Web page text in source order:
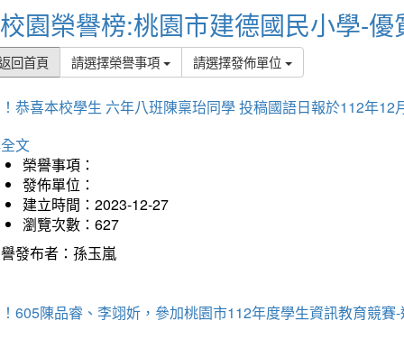
校園榮譽榜:桃園市建德國民小學-優
回首頁 請選擇榮譽事項 請選擇發佈單位
恭喜本校學生 六年八班陳稟珆同學 投稿國語日報於112年12
文
榮譽事項：
發佈單位：
建立時間：2023-12-27
瀏覽次數：627
發布者：孫玉嵐
605陳品睿、李翊妡，參加桃園市112年度學生資訊教育競賽